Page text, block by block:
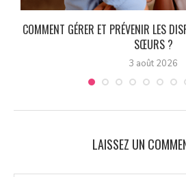
COMMENT GÉRER ET PRÉVENIR LES
SŒURS ?
3 août 2026
LAISSEZ UN